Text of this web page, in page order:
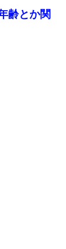
齢とか関